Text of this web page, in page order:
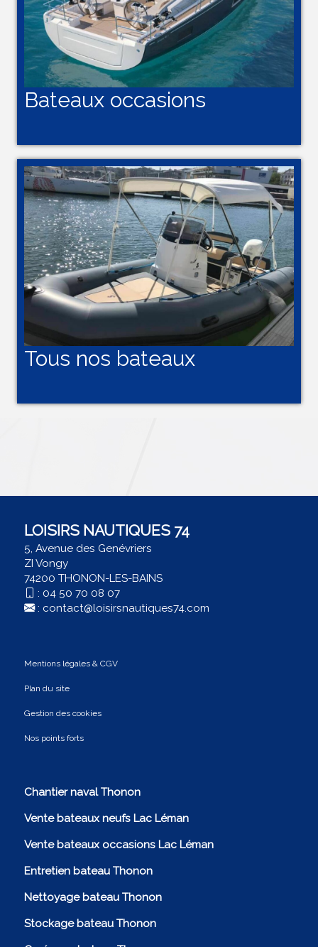
Bateaux occasions
Tous nos bateaux
LOISIRS NAUTIQUES 74
5, Avenue des Genévriers
ZI Vongy
74200 THONON-LES-BAINS
: 04 50 70 08 07
: contact@loisirsnautiques74.com
Mentions légales & CGV
Plan du site
Gestion des cookies
Nos points forts
Chantier naval Thonon
Vente bateaux neufs Lac Léman
Vente bateaux occasions Lac Léman
Entretien bateau Thonon
Nettoyage bateau Thonon
Stockage bateau Thonon